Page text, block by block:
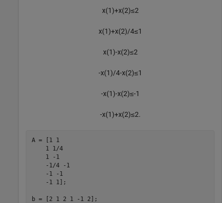
x(1)+x(2)≤2
x(1)+x(2)/4≤1
x(1)-x(2)≤2
-x(1)/4-x(2)≤1
-x(1)-x(2)≤-1
-x(1)+x(2)≤2.
A = [1 1
    1 1/4
    1 -1
    -1/4 -1
    -1 -1
    -1 1];
b = [2 1 2 1 -1 2];